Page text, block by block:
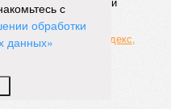
без индексируемой
СМИ2, Яндекс,
с
обработки
данных»